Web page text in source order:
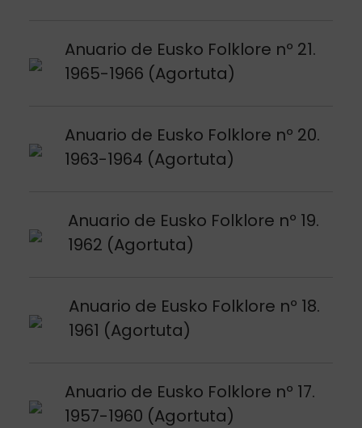
Anuario de Eusko Folklore nº 21.
1965-1966 (Agortuta)
Argitalpena ikusi
Anuario de Eusko Folklore nº 20.
1963-1964 (Agortuta)
Argitalpena ikusi
Anuario de Eusko Folklore nº 19.
1962 (Agortuta)
Argitalpena ikusi
Anuario de Eusko Folklore nº 18.
1961 (Agortuta)
Argitalpena ikusi
Anuario de Eusko Folklore nº 17.
1957-1960 (Agortuta)
Argitalpena ikusi